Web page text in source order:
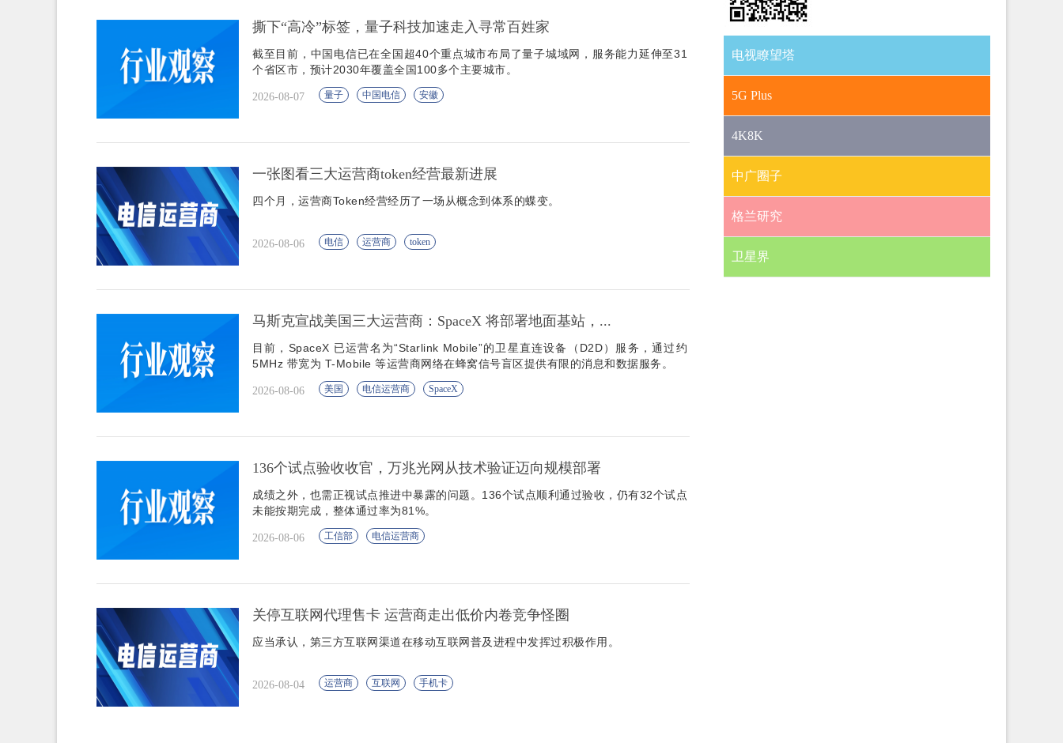
撕下“高冷”标签，量子科技加速走入寻常百姓家
截至目前，中国电信已在全国超40个重点城市布局了量子城域网，服务能力延伸至31
个省区市，预计2030年覆盖全国100多个主要城市。
2026-08-07 量子 中国电信 安徽
一张图看三大运营商token经营最新进展
四个月，运营商Token经营经历了一场从概念到体系的蝶变。
2026-08-06 电信 运营商 token
马斯克宣战美国三大运营商：SpaceX 将部署地面基站，...
目前，SpaceX 已运营名为“Starlink Mobile”的卫星直连设备（D2D）服务，通过约
5MHz 带宽为 T-Mobile 等运营商网络在蜂窝信号盲区提供有限的消息和数据服务。
2026-08-06 美国 电信运营商 SpaceX
136个试点验收收官，万兆光网从技术验证迈向规模部署
成绩之外，也需正视试点推进中暴露的问题。136个试点顺利通过验收，仍有32个试点
未能按期完成，整体通过率为81%。
2026-08-06 工信部 电信运营商
关停互联网代理售卡 运营商走出低价内卷竞争怪圈
应当承认，第三方互联网渠道在移动互联网普及进程中发挥过积极作用。
2026-08-04 运营商 互联网 手机卡
电视瞭望塔
5G Plus
4K8K
中广圈子
格兰研究
卫星界